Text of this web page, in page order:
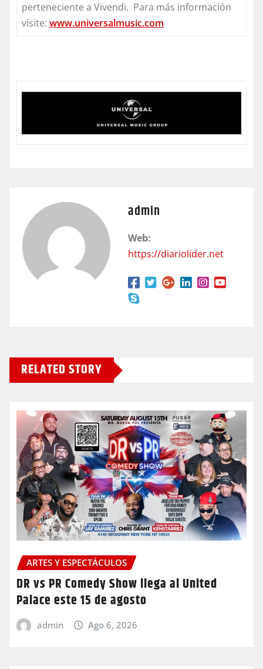
perteneciente a Vivendi. Para más información
visite: www.universalmusic.com
admin
Web:
https://diariolider.net
RELATED STORY
ARTES Y ESPECTÁCULOS
DR vs PR Comedy Show llega al United
Palace este 15 de agosto
admin Ago 6, 2026